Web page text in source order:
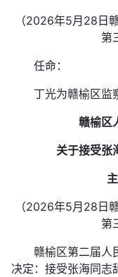
（2026年5月28日
第
任命：
丁光为赣榆区监察
赣榆区
关于接受张
（2026年5月28日
第
赣榆区第二届人民
决定：接受张海同志